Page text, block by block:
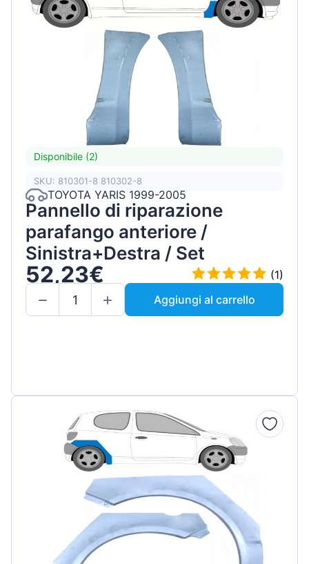
Disponibile (2)
SKU: 810301-8 810302-8
TOYOTA YARIS 1999-2005
Pannello di riparazione
parafango anteriore /
Sinistra+Destra / Set
52,23€
(1)
Aggiungi al carrello